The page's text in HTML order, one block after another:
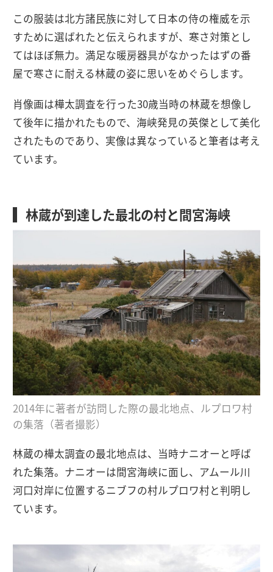
この服装は北方諸民族に対して日本の侍の権威を示
すために選ばれたと伝えられますが、寒さ対策とし
てはほぼ無力。満足な暖房器具がなかったはずの番
屋で寒さに耐える林蔵の姿に思いをめぐらします。
肖像画は樺太調査を行った30歳当時の林蔵を想像し
て後年に描かれたもので、海峡発見の英傑として美化
されたものであり、実像は異なっていると筆者は考え
ています。
林蔵が到達した最北の村と間宮海峡
2014年に著者が訪問した際の最北地点、ルプロワ村
の集落（著者撮影）
林蔵の樺太調査の最北地点は、当時ナニオーと呼ば
れた集落。ナニオーは間宮海峡に面し、アムール川
河口対岸に位置するニブフの村ルプロワ村と判明し
ています。